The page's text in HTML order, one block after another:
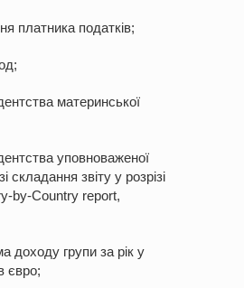
платника податків;
материнської
уповноваженої
складання звіту у розрізі
by-Country report,
доходу групи за рік у
євро;